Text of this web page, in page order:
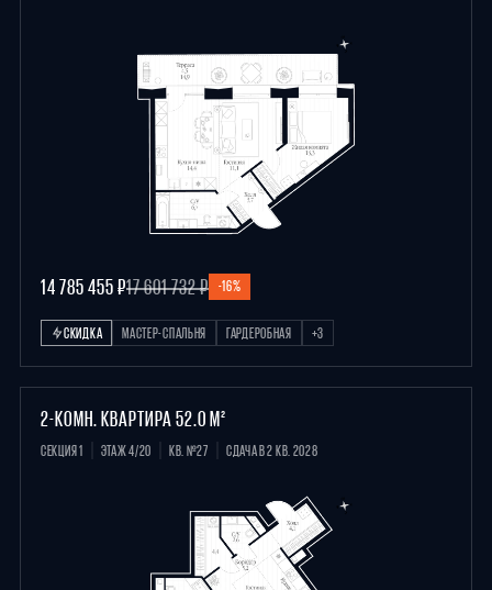
14 785 455 ₽17 601 732 ₽ -16%
СКИДКА МАСТЕР-СПАЛЬНЯ ГАРДЕРОБНАЯ +3
2-КОМН. КВАРТИРА 52.0 М²
СЕКЦИЯ 1 ЭТАЖ 4/20 КВ. №27 СДАЧА В 2 КВ. 2028